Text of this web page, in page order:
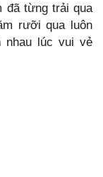
đã từng trải qua
rưỡi qua luôn
nhau lúc vui vẻ